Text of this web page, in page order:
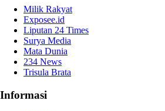
Milik Rakyat
Exposee.id
Liputan 24 Times
Surya Media
Mata Dunia
234 News
Trisula Brata
Informasi